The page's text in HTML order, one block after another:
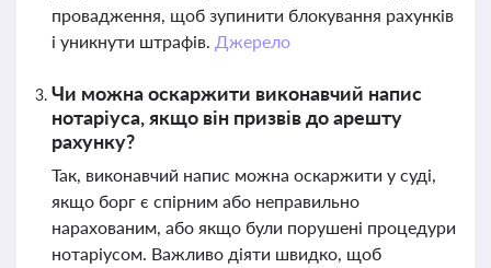
провадження, щоб зупинити блокування рахунків
і уникнути штрафів. Джерело
Чи можна оскаржити виконавчий напис
нотаріуса, якщо він призвів до арешту
рахунку?
Так, виконавчий напис можна оскаржити у суді,
якщо борг є спірним або неправильно
нарахованим, або якщо були порушені процедури
нотаріусом. Важливо діяти швидко, щоб